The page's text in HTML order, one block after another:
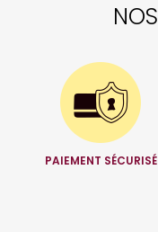
NOS
PAIEMENT SÉCURISÉ